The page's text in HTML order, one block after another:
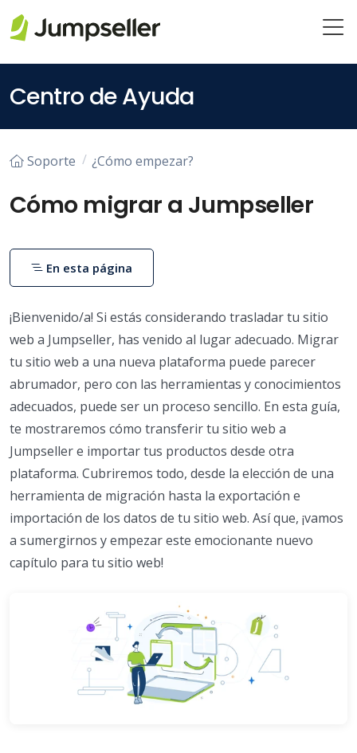
Centro de Ayuda
Soporte ¿Cómo empezar?
Cómo migrar a Jumpseller
¡Bienvenido/a! Si estás considerando trasladar tu sitio
web a Jumpseller, has venido al lugar adecuado. Migrar
tu sitio web a una nueva plataforma puede parecer
abrumador, pero con las herramientas y conocimientos
adecuados, puede ser un proceso sencillo. En esta guía,
te mostraremos cómo transferir tu sitio web a
Jumpseller e importar tus productos desde otra
plataforma. Cubriremos todo, desde la elección de una
herramienta de migración hasta la exportación e
importación de los datos de tu sitio web. Así que, ¡vamos
a sumergirnos y empezar este emocionante nuevo
capítulo para tu sitio web!
En esta página